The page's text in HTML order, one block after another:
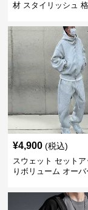
材 スタイリッシュ
¥4,900 (税込)
スウェット セット
りボリューム オー